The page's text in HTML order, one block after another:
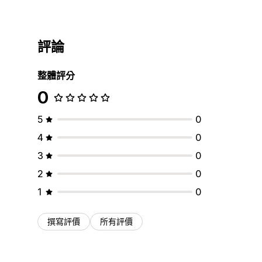
評論
整體評分
0
5
0
4
0
3
0
2
0
1
0
撰寫評價 所有評價